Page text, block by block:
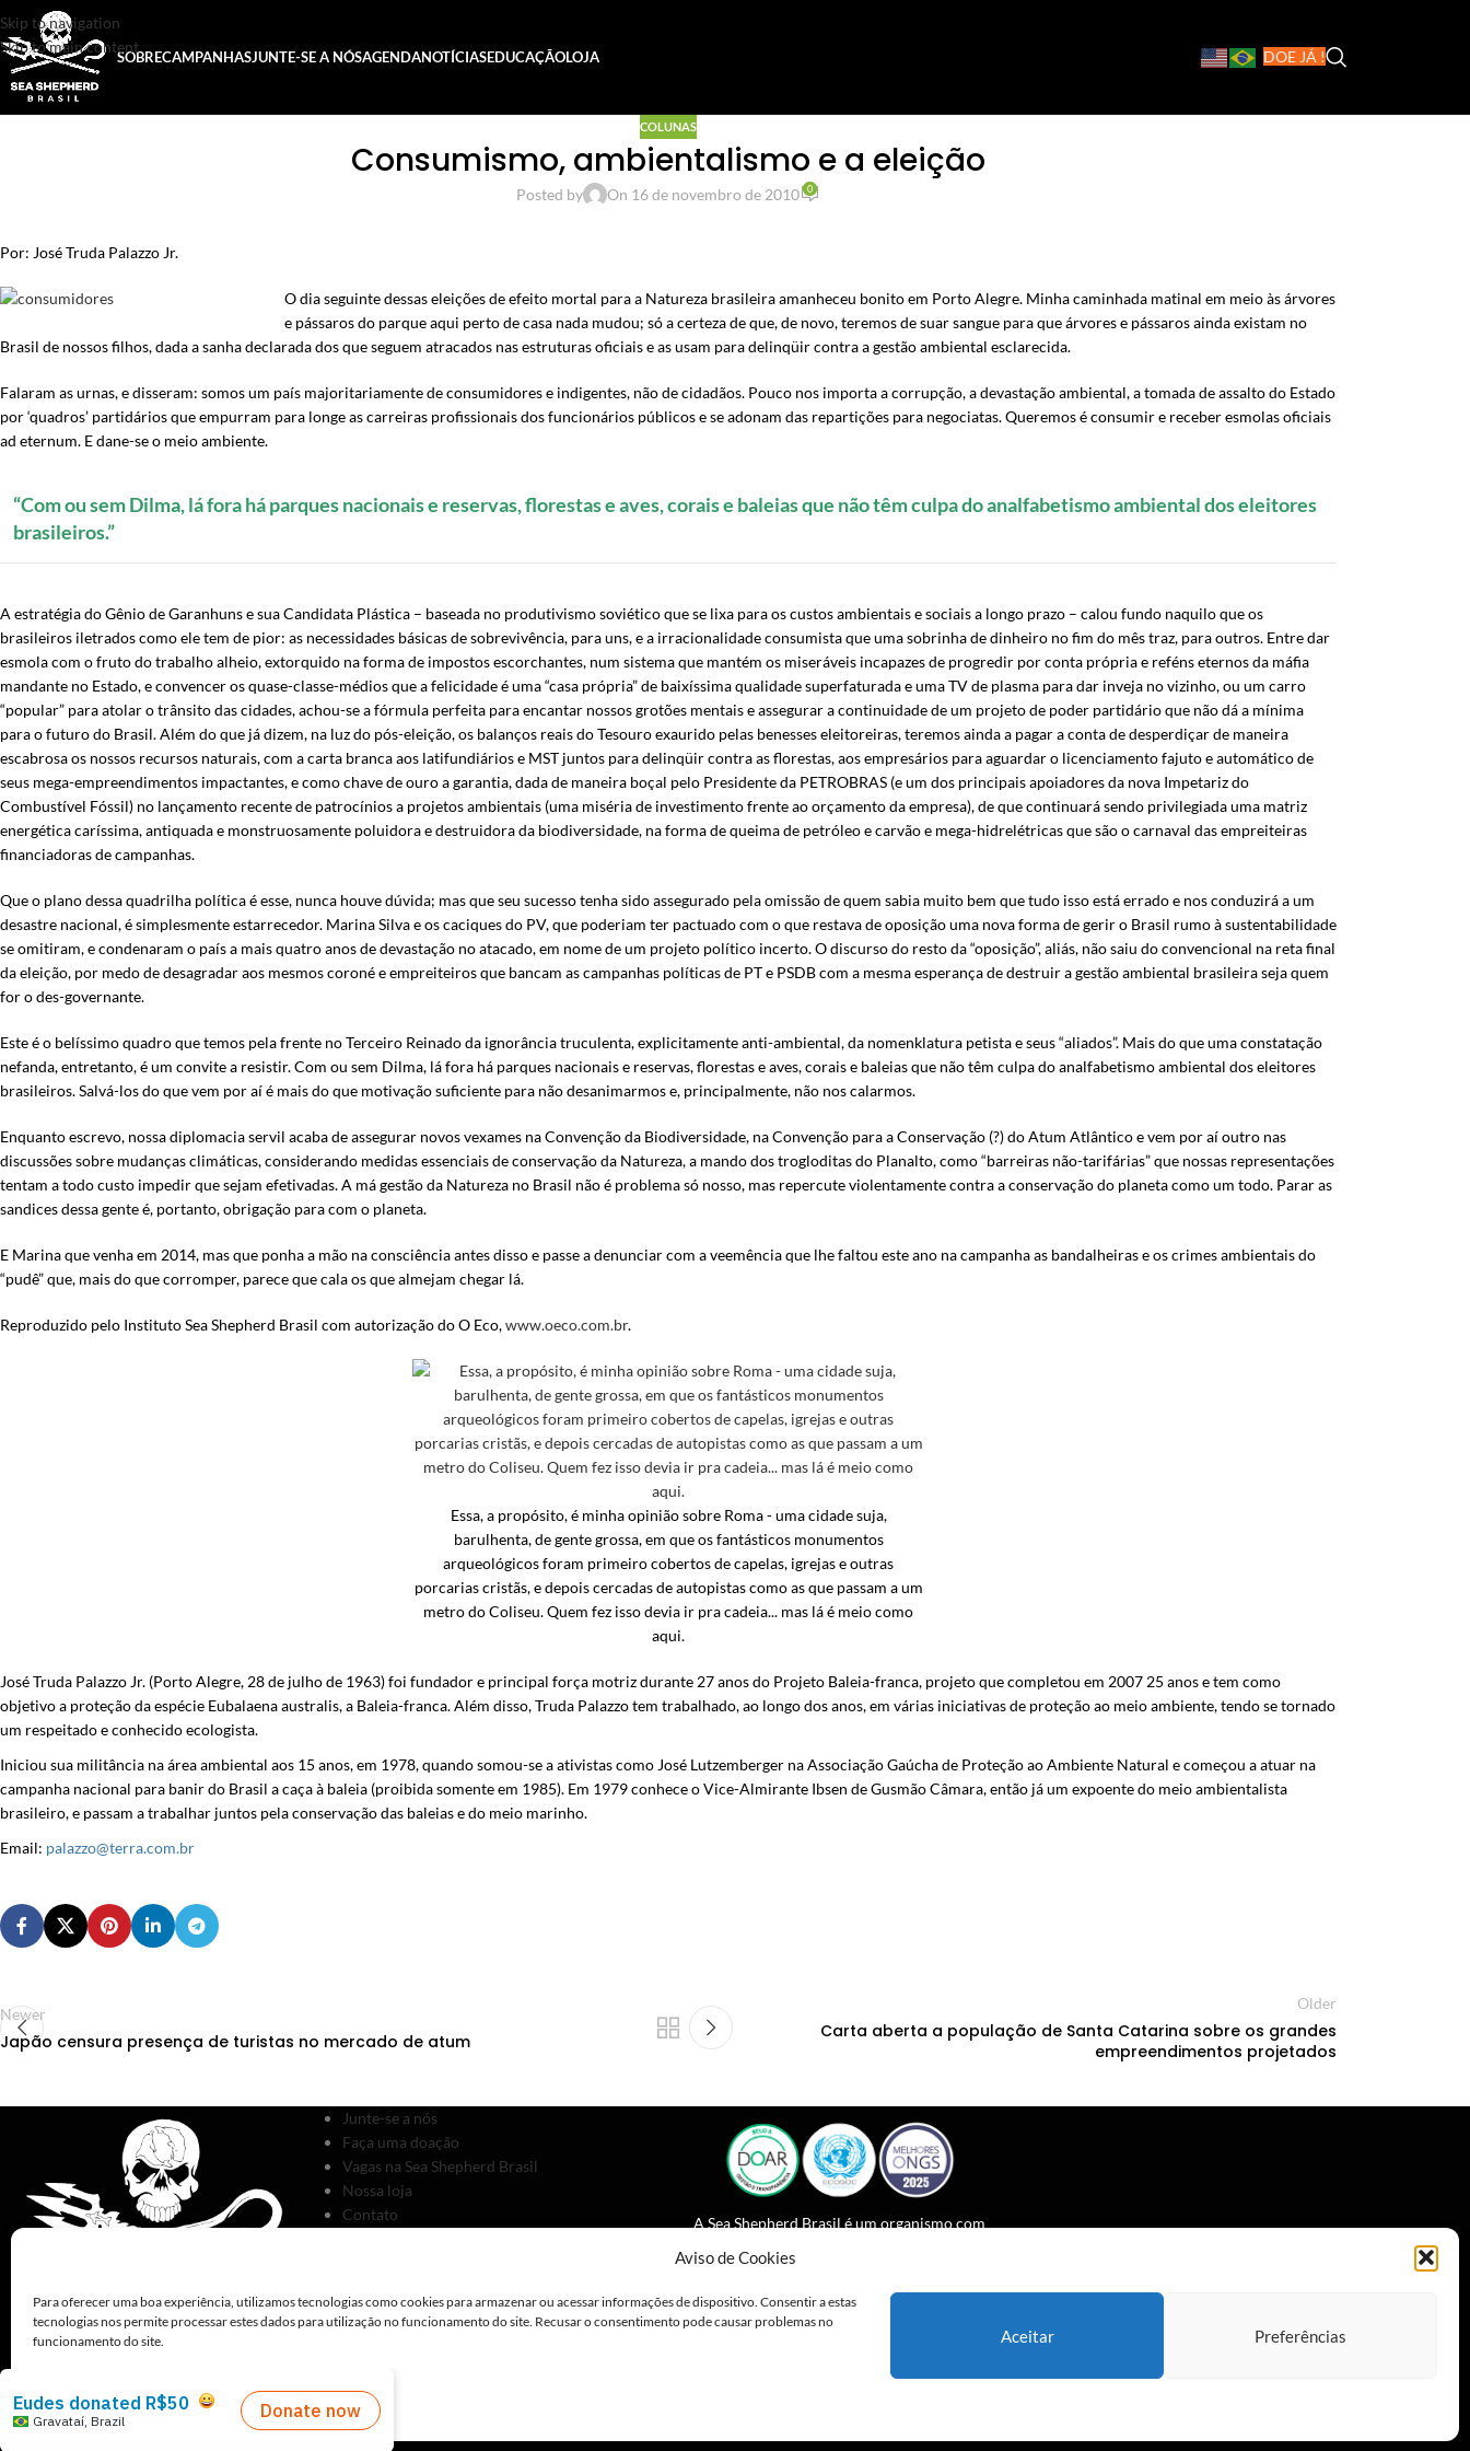
Aviso de Cookies
Para oferecer uma boa experiência, utilizamos tecnologias como cookies para armazenar ou acessar informações de dispositivo. Consentir a estas
tecnologias nos permite processar estes dados para utilização no funcionamento do site. Recusar o consentimento pode causar problemas no
funcionamento do site.
Aceitar Preferências
Políticas de Privacidade
Skip to navigation
Skip to main content
SOBRECAMPANHASJUNTE-SE A NÓSAGENDANOTÍCIASEDUCAÇÃOLOJA DOE JÁ !
COLUNAS
Consumismo, ambientalismo e a eleição
Posted by On 16 de novembro de 2010 0
Por: José Truda Palazzo Jr.
O dia seguinte dessas eleições de efeito mortal para a Natureza brasileira amanheceu bonito em Porto Alegre. Minha caminhada matinal em meio às árvores
e pássaros do parque aqui perto de casa nada mudou; só a certeza de que, de novo, teremos de suar sangue para que árvores e pássaros ainda existam no
Brasil de nossos filhos, dada a sanha declarada dos que seguem atracados nas estruturas oficiais e as usam para delinqüir contra a gestão ambiental esclarecida.
Falaram as urnas, e disseram: somos um país majoritariamente de consumidores e indigentes, não de cidadãos. Pouco nos importa a corrupção, a devastação ambiental, a tomada de assalto do Estado
por ‘quadros’ partidários que empurram para longe as carreiras profissionais dos funcionários públicos e se adonam das repartições para negociatas. Queremos é consumir e receber esmolas oficiais
ad eternum. E dane-se o meio ambiente.
“Com ou sem Dilma, lá fora há parques nacionais e reservas, florestas e aves, corais e baleias que não têm culpa do analfabetismo ambiental dos eleitores
brasileiros.”
A estratégia do Gênio de Garanhuns e sua Candidata Plástica – baseada no produtivismo soviético que se lixa para os custos ambientais e sociais a longo prazo – calou fundo naquilo que os
brasileiros iletrados como ele tem de pior: as necessidades básicas de sobrevivência, para uns, e a irracionalidade consumista que uma sobrinha de dinheiro no fim do mês traz, para outros. Entre dar
esmola com o fruto do trabalho alheio, extorquido na forma de impostos escorchantes, num sistema que mantém os miseráveis incapazes de progredir por conta própria e reféns eternos da máfia
mandante no Estado, e convencer os quase-classe-médios que a felicidade é uma “casa própria” de baixíssima qualidade superfaturada e uma TV de plasma para dar inveja no vizinho, ou um carro
“popular” para atolar o trânsito das cidades, achou-se a fórmula perfeita para encantar nossos grotões mentais e assegurar a continuidade de um projeto de poder partidário que não dá a mínima
para o futuro do Brasil. Além do que já dizem, na luz do pós-eleição, os balanços reais do Tesouro exaurido pelas benesses eleitoreiras, teremos ainda a pagar a conta de desperdiçar de maneira
escabrosa os nossos recursos naturais, com a carta branca aos latifundiários e MST juntos para delinqüir contra as florestas, aos empresários para aguardar o licenciamento fajuto e automático de
seus mega-empreendimentos impactantes, e como chave de ouro a garantia, dada de maneira boçal pelo Presidente da PETROBRAS (e um dos principais apoiadores da nova Impetariz do
Combustível Fóssil) no lançamento recente de patrocínios a projetos ambientais (uma miséria de investimento frente ao orçamento da empresa), de que continuará sendo privilegiada uma matriz
energética caríssima, antiquada e monstruosamente poluidora e destruidora da biodiversidade, na forma de queima de petróleo e carvão e mega-hidrelétricas que são o carnaval das empreiteiras
financiadoras de campanhas.
Que o plano dessa quadrilha política é esse, nunca houve dúvida; mas que seu sucesso tenha sido assegurado pela omissão de quem sabia muito bem que tudo isso está errado e nos conduzirá a um
desastre nacional, é simplesmente estarrecedor. Marina Silva e os caciques do PV, que poderiam ter pactuado com o que restava de oposição uma nova forma de gerir o Brasil rumo à sustentabilidade
se omitiram, e condenaram o país a mais quatro anos de devastação no atacado, em nome de um projeto político incerto. O discurso do resto da “oposição”, aliás, não saiu do convencional na reta final
da eleição, por medo de desagradar aos mesmos coroné e empreiteiros que bancam as campanhas políticas de PT e PSDB com a mesma esperança de destruir a gestão ambiental brasileira seja quem
for o des-governante.
Este é o belíssimo quadro que temos pela frente no Terceiro Reinado da ignorância truculenta, explicitamente anti-ambiental, da nomenklatura petista e seus “aliados”. Mais do que uma constatação
nefanda, entretanto, é um convite a resistir. Com ou sem Dilma, lá fora há parques nacionais e reservas, florestas e aves, corais e baleias que não têm culpa do analfabetismo ambiental dos eleitores
brasileiros. Salvá-los do que vem por aí é mais do que motivação suficiente para não desanimarmos e, principalmente, não nos calarmos.
Enquanto escrevo, nossa diplomacia servil acaba de assegurar novos vexames na Convenção da Biodiversidade, na Convenção para a Conservação (?) do Atum Atlântico e vem por aí outro nas
discussões sobre mudanças climáticas, considerando medidas essenciais de conservação da Natureza, a mando dos trogloditas do Planalto, como “barreiras não-tarifárias” que nossas representações
tentam a todo custo impedir que sejam efetivadas. A má gestão da Natureza no Brasil não é problema só nosso, mas repercute violentamente contra a conservação do planeta como um todo. Parar as
sandices dessa gente é, portanto, obrigação para com o planeta.
E Marina que venha em 2014, mas que ponha a mão na consciência antes disso e passe a denunciar com a veemência que lhe faltou este ano na campanha as bandalheiras e os crimes ambientais do
“pudê” que, mais do que corromper, parece que cala os que almejam chegar lá.
Reproduzido pelo Instituto Sea Shepherd Brasil com autorização do O Eco,www.oeco.com.br.
Essa, a propósito, é minha opinião sobre Roma - uma cidade suja,
barulhenta, de gente grossa, em que os fantásticos monumentos
arqueológicos foram primeiro cobertos de capelas, igrejas e outras
porcarias cristãs, e depois cercadas de autopistas como as que passam a um
metro do Coliseu. Quem fez isso devia ir pra cadeia... mas lá é meio como
aqui.
José Truda Palazzo Jr. (Porto Alegre, 28 de julho de 1963) foi fundador e principal força motriz durante 27 anos do Projeto Baleia-franca, projeto que completou em 2007 25 anos e tem como
objetivo a proteção da espécie Eubalaena australis, a Baleia-franca. Além disso, Truda Palazzo tem trabalhado, ao longo dos anos, em várias iniciativas de proteção ao meio ambiente, tendo se tornado
um respeitado e conhecido ecologista.
Iniciou sua militância na área ambiental aos 15 anos, em 1978, quando somou-se a ativistas como José Lutzemberger na Associação Gaúcha de Proteção ao Ambiente Natural e começou a atuar na
campanha nacional para banir do Brasil a caça à baleia (proibida somente em 1985). Em 1979 conhece o Vice-Almirante Ibsen de Gusmão Câmara, então já um expoente do meio ambientalista
brasileiro, e passam a trabalhar juntos pela conservação das baleias e do meio marinho.
Email: palazzo@terra.com.br
Newer
Japão censura presença de turistas no mercado de atum
Older
Carta aberta a população de Santa Catarina sobre os grandes
empreendimentos projetados
Junte-se a nós
Faça uma doação
Vagas na Sea Shepherd Brasil
Nossa loja
Contato
A Sea Shepherd Brasil é um organismo com
ONU desde 2023.